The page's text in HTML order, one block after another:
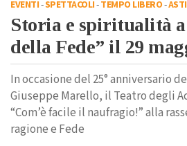
EVENTI-SPETTACOLI-TEMPO LIBERO-ASTI
Storia e spiritualità
della Fede” il 29
In occasione del 25° anniversario
Giuseppe Marello, il Teatro degli
“Com’è facile il naufragio!” alla
ragione e Fede